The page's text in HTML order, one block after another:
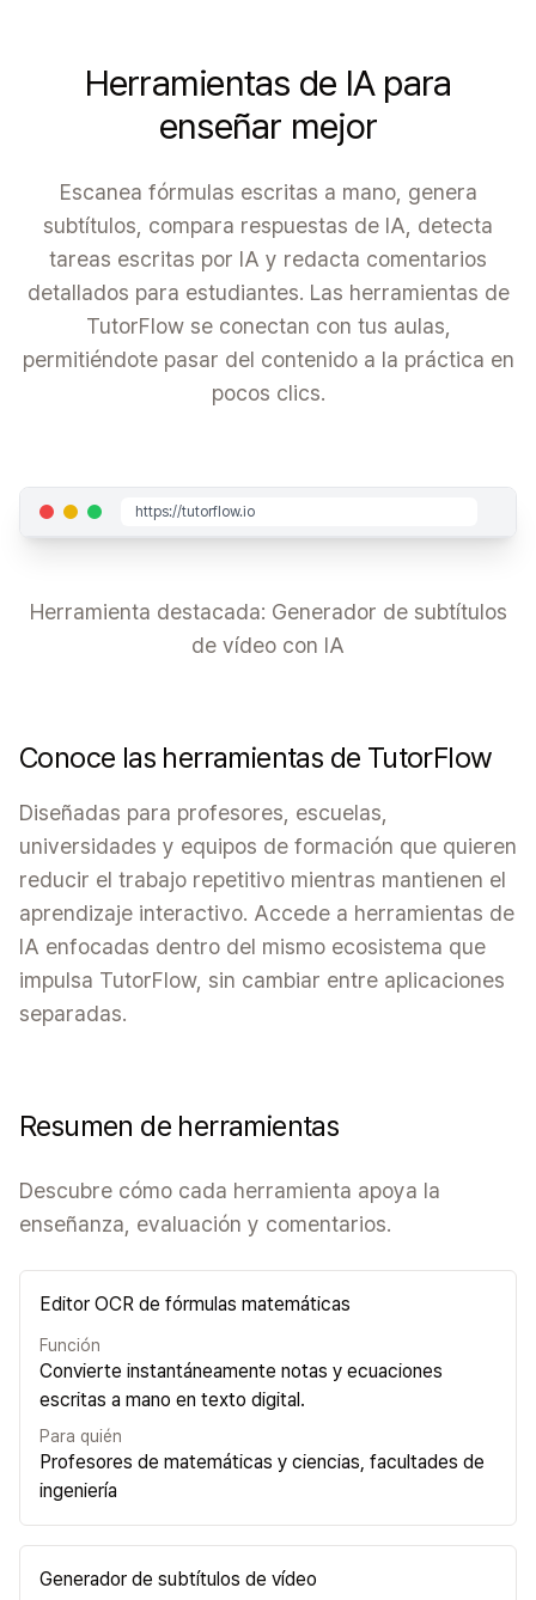
Herramientas de IA para
enseñar mejor
Escanea fórmulas escritas a mano, genera
subtítulos, compara respuestas de IA, detecta
tareas escritas por IA y redacta comentarios
detallados para estudiantes. Las herramientas de
TutorFlow se conectan con tus aulas,
permitiéndote pasar del contenido a la práctica en
pocos clics.
https://tutorflow.io
Herramienta destacada: Generador de subtítulos
de vídeo con IA
Conoce las herramientas de TutorFlow
Diseñadas para profesores, escuelas,
universidades y equipos de formación que quieren
reducir el trabajo repetitivo mientras mantienen el
aprendizaje interactivo. Accede a herramientas de
IA enfocadas dentro del mismo ecosistema que
impulsa TutorFlow, sin cambiar entre aplicaciones
separadas.
Resumen de herramientas
Descubre cómo cada herramienta apoya la
enseñanza, evaluación y comentarios.
Editor OCR de fórmulas matemáticas
Función
Convierte instantáneamente notas y ecuaciones
escritas a mano en texto digital.
Para quién
Profesores de matemáticas y ciencias, facultades de
ingeniería
Generador de subtítulos de vídeo